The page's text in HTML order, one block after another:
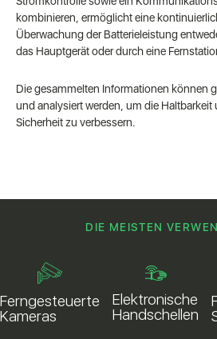
kombinieren, ermöglicht eine
Überwachung der Batterieleistung
das Hauptgerät oder durch eine
Die gesammelten Informationen können
und analysiert werden, um die Haltbarkeit
Sicherheit zu verbessern.
DIE MEISTEN
Ferngesteuerte
Kameras
Elektronische
Handschellen